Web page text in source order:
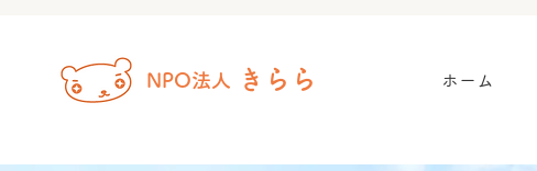
NPO法人 きらら ホーム